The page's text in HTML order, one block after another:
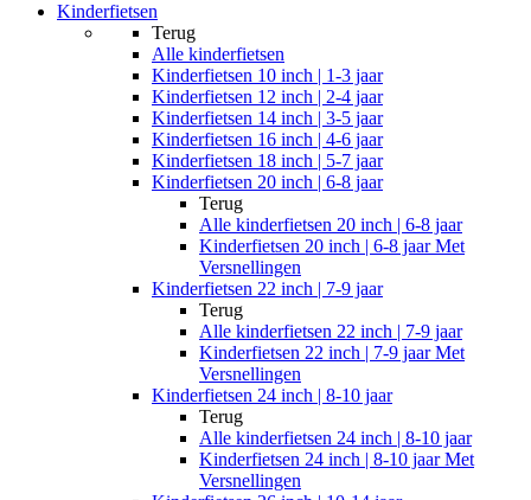
Kinderfietsen
Terug
Alle kinderfietsen
Kinderfietsen 10 inch | 1-3 jaar
Kinderfietsen 12 inch | 2-4 jaar
Kinderfietsen 14 inch | 3-5 jaar
Kinderfietsen 16 inch | 4-6 jaar
Kinderfietsen 18 inch | 5-7 jaar
Kinderfietsen 20 inch | 6-8 jaar
Terug
Alle kinderfietsen 20 inch | 6-8 jaar
Kinderfietsen 20 inch | 6-8 jaar Met
Versnellingen
Kinderfietsen 22 inch | 7-9 jaar
Terug
Alle kinderfietsen 22 inch | 7-9 jaar
Kinderfietsen 22 inch | 7-9 jaar Met
Versnellingen
Kinderfietsen 24 inch | 8-10 jaar
Terug
Alle kinderfietsen 24 inch | 8-10 jaar
Kinderfietsen 24 inch | 8-10 jaar Met
Versnellingen